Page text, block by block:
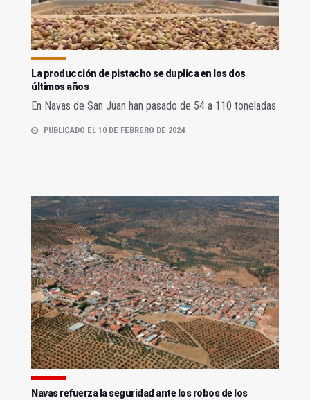
La producción de pistacho se duplica en los dos
últimos años
En Navas de San Juan han pasado de 54 a 110 toneladas
PUBLICADO EL 10 DE FEBRERO DE 2024
Navas refuerza la seguridad ante los robos de los